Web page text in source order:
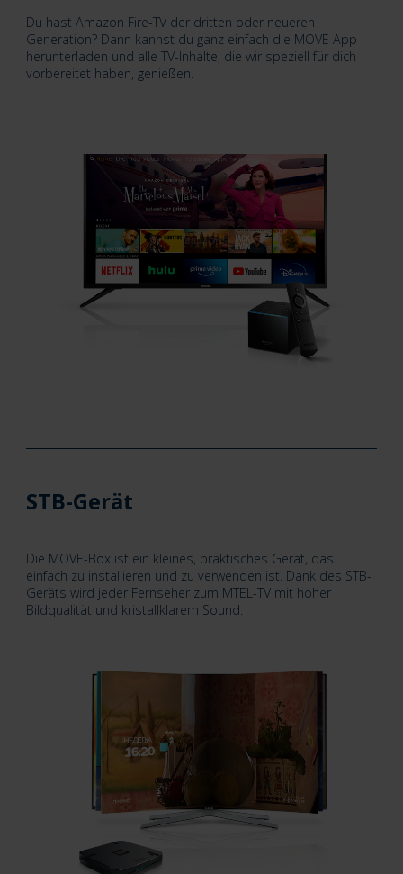
Du hast Amazon Fire-TV der dritten oder neueren
Generation? Dann kannst du ganz einfach die MOVE App
herunterladen und alle TV-Inhalte, die wir speziell für dich
vorbereitet haben, genießen.
STB-Gerät
Die MOVE-Box ist ein kleines, praktisches Gerät, das
einfach zu installieren und zu verwenden ist. Dank des STB-
Geräts wird jeder Fernseher zum MTEL-TV mit hoher
Bildqualität und kristallklarem Sound.